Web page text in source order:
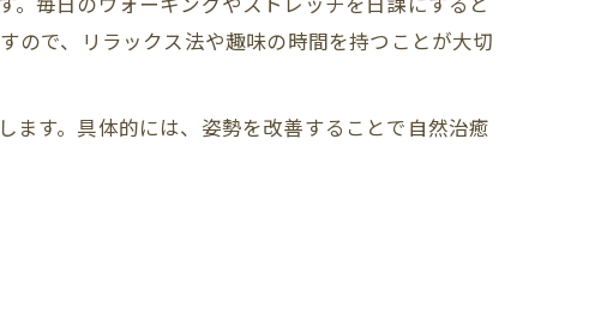
ので、リラックス法や趣味の時間を持つことが大切
す。具体的には、姿勢を改善することで自然治癒